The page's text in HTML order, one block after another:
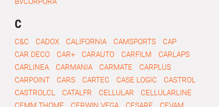
C
C&C CADOX CALIFORNIA CAMSPORTS
CAP
CAR DECO
CAR+ CARAUTO CARFILM
CARLAPS
CARLINEA
CARMANIA CARMATE
CARPLUS
CARPOINT
CARS CARTEC CASE LOGIC
CASTROL
CASTROLCL
CATALFR CELLULAR
CELLULARLINE